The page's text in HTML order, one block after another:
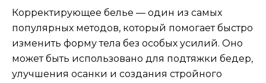
Корректирующее белье — один из самых
популярных методов, который помогает быстро
изменить форму тела без особых усилий. Оно
может быть использовано для подтяжки бедер,
улучшения осанки и создания стройного